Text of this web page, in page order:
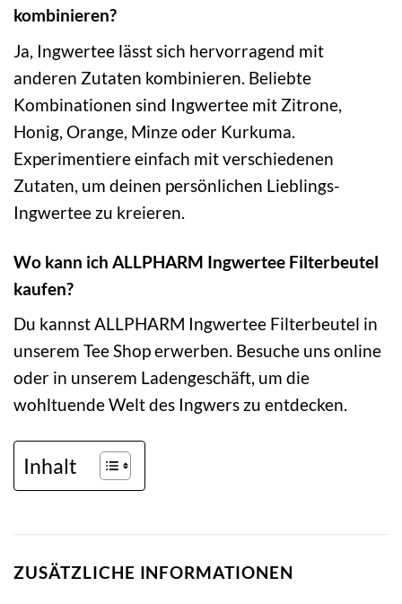
kombinieren?
Ja, Ingwertee lässt sich hervorragend mit
anderen Zutaten kombinieren. Beliebte
Kombinationen sind Ingwertee mit Zitrone,
Honig, Orange, Minze oder Kurkuma.
Experimentiere einfach mit verschiedenen
Zutaten, um deinen persönlichen Lieblings-
Ingwertee zu kreieren.
Wo kann ich ALLPHARM Ingwertee Filterbeutel
kaufen?
Du kannst ALLPHARM Ingwertee Filterbeutel in
unserem Tee Shop erwerben. Besuche uns online
oder in unserem Ladengeschäft, um die
wohltuende Welt des Ingwers zu entdecken.
Inhalt
ZUSÄTZLICHE INFORMATIONEN